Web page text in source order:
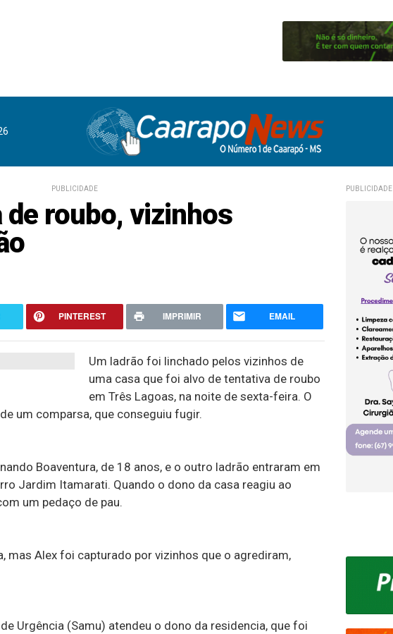
PUBLICIDADE
roubo, vizinhos
PINTEREST IMPRIMIR EMAIL
Um ladrão foi linchado pelos vizinhos de
uma casa que foi alvo de tentativa de roubo
em Três Lagoas, na noite de sexta-feira. O
um comparsa, que conseguiu fugir.
Boaventura, de 18 anos, e o outro ladrão entraram em
Jardim Itamarati. Quando o dono da casa reagiu ao
um pedaço de pau.
mas Alex foi capturado por vizinhos que o agrediram,
Urgência (Samu) atendeu o dono da residencia, que foi
PUBLICIDADE